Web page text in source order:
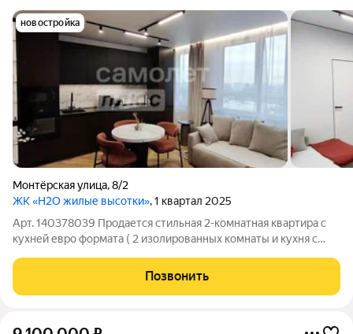
новостройка
Монтёрская улица,8/2
ЖК «H2O жилые высотки», 1 квартал 2025
Арт. 140378039 Продается стильная 2-комнатная квартира с
кухней евро формата ( 2 изолированных комнаты и кухня с
доме на ул. Монтерская, Екатеринбург отличное сочетание
комфорта, современного
Позвонить